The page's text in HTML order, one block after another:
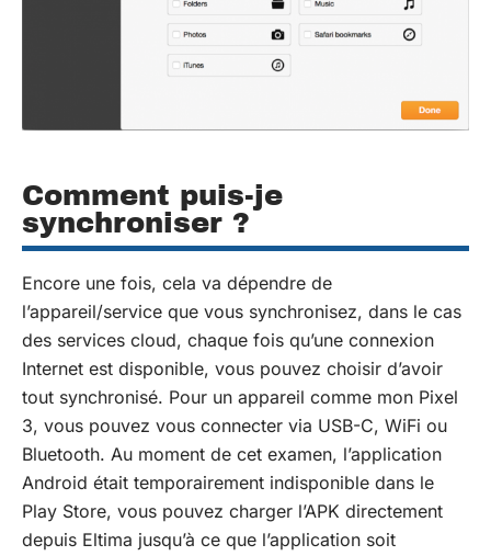
Comment puis-je
synchroniser ?
Encore une fois, cela va dépendre de
l’appareil/service que vous synchronisez, dans le cas
des services cloud, chaque fois qu’une connexion
Internet est disponible, vous pouvez choisir d’avoir
tout synchronisé. Pour un appareil comme mon Pixel
3, vous pouvez vous connecter via USB-C, WiFi ou
Bluetooth. Au moment de cet examen, l’application
Android était temporairement indisponible dans le
Play Store, vous pouvez charger l’APK directement
depuis Eltima jusqu’à ce que l’application soit